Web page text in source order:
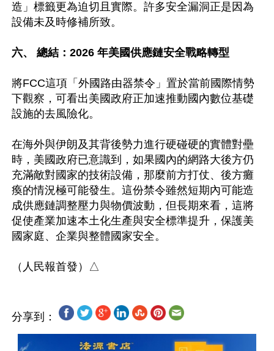
造」標籤更為迫切且實際。許多安全漏洞正是因為
設備未及時修補所致。
六、 總結：2026 年美國供應鏈安全戰略轉型
將FCC這項「外國路由器禁令」置於當前國際情勢
下觀察，可看出美國政府正加速推動國內數位基礎
設施的去風險化。
在海外與伊朗及其背後勢力進行硬碰硬的實體對壘
時，美國政府已意識到，如果國內的網路大後方仍
充滿敵對國家的技術設備，那麼前方打仗、後方癱
瘓的情況極可能發生。這份禁令雖然短期內可能造
成供應鏈調整壓力與物價波動，但長期來看，這將
促使產業加速本土化生產與安全標準提升，保護美
國家庭、企業與整體國家安全。
分享到：